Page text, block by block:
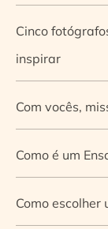
Cinco
inspirar
Com vocês,
Como é um
Como